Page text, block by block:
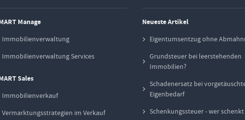
Manage
Immobilienverwaltung
Immobilienverwaltung Services
Sales
Immobilienverkauf
Vermarktungsstrategien im Verkauf
Neueste Artikel
Eigentumsentzug ohne
Grundsteuer bei leerstehenden
Immobilien?
Schadenersatz bei
Eigenbedarf
Schenkungssteuer - wer